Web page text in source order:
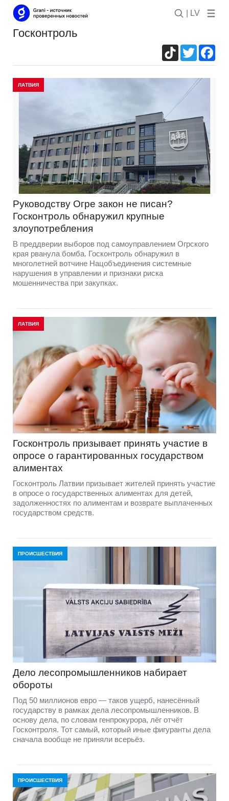
| LV
госконтроль
TikTokTwitter
ЛАТВИЯ
Руководству Огре закон не писан?
Госконтроль обнаружил крупные
злоупотребления
В преддверии выборов под самоуправлением Огрского
края рванула бомба. Госконтроль обнаружил в
многолетней вотчине Нацобъединения системные
нарушения в управлении и признаки риска
мошенничества при закупках.
ЛАТВИЯ
Госконтроль призывает принять участие в
опросе о гарантированных государством
алиментах
Госконтроль Латвии призывает жителей принять участие
в опросе о государственных алиментах для детей,
задолженностях по алиментам и возврате выплаченных
государством средств.
ПРОИСШЕСТВИЯ
Дело лесопромышленников набирает
обороты
Под 50 миллионов евро — таков ущерб, нанесённый
государству в рамках дела лесопромышленников. В
основу дела, по словам генпрокурора, лёг отчёт
Госконтроля. Тот самый, который иные фигуранты дела
сначала вообще не приняли всерьёз.
ПРОИСШЕСТВИЯ